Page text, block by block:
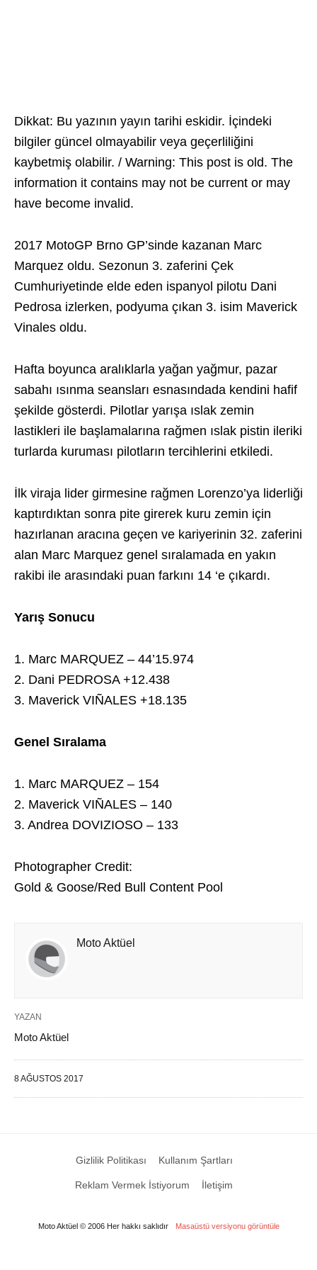
Dikkat: Bu yazının yayın tarihi eskidir. İçindeki
bilgiler güncel olmayabilir veya geçerliliğini
kaybetmiş olabilir. / Warning: This post is old. The
information it contains may not be current or may
have become invalid.
2017 MotoGP Brno GP’sinde kazanan Marc
Marquez oldu. Sezonun 3. zaferini Çek
Cumhuriyetinde elde eden ispanyol pilotu Dani
Pedrosa izlerken, podyuma çıkan 3. isim Maverick
Vinales oldu.
Hafta boyunca aralıklarla yağan yağmur, pazar
sabahı ısınma seansları esnasındada kendini hafif
şekilde gösterdi. Pilotlar yarışa ıslak zemin
lastikleri ile başlamalarına rağmen ıslak pistin ileriki
turlarda kuruması pilotların tercihlerini etkiledi.
İlk viraja lider girmesine rağmen Lorenzo’ya liderliği
kaptırdıktan sonra pite girerek kuru zemin için
hazırlanan aracına geçen ve kariyerinin 32. zaferini
alan Marc Marquez genel sıralamada en yakın
rakibi ile arasındaki puan farkını 14 ‘e çıkardı.
Yarış Sonucu
1. Marc MARQUEZ – 44’15.974
2. Dani PEDROSA +12.438
3. Maverick VIÑALES +18.135
Genel Sıralama
1. Marc MARQUEZ – 154
2. Maverick VIÑALES – 140
3. Andrea DOVIZIOSO – 133
Photographer Credit:
Gold & Goose/Red Bull Content Pool
Moto Aktüel
YAZAN
Moto Aktüel
8 AĞUSTOS 2017
Gizlilik Politikası Kullanım Şartları
Reklam Vermek İstiyorum İletişim
Moto Aktüel © 2006 Her hakkı saklıdır Masaüstü versiyonu görüntüle